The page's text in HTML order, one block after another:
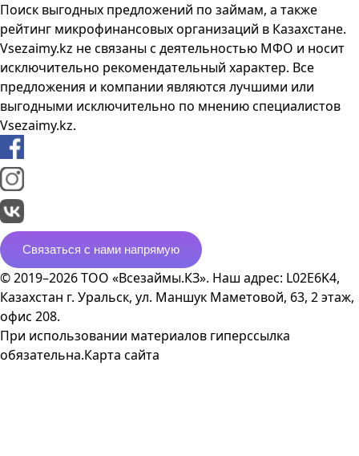
Поиск выгодных предложений по займам, а также
рейтинг микрофинансовых организаций в Казахстане.
Vsezaimy.kz не связаны с деятельностью МФО и носит
исключительно рекомендательный характер. Все
предложения и компании являются лучшими или
выгодными исключительно по мнению специалистов
Vsezaimy.kz.
Связаться с нами напрямую
© 2019–2026 ТОО «Всезаймы.КЗ». Наш адрес: L02E6K4,
Казахстан г. Уральск, ул. Маншук Маметовой, 63, 2 этаж,
офис 208.
При использовании материалов гиперссылка
обязательна.Карта сайта